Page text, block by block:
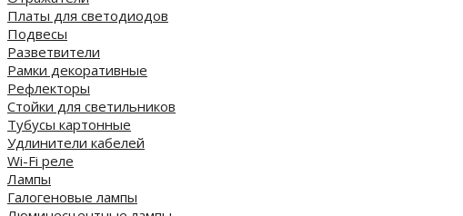
Платы для светодиодов
Подвесы
Разветвители
Рамки декоративные
Рефлекторы
Стойки для светильников
Тубусы картонные
Удлинители кабелей
Wi-Fi реле
Лампы
Галогеновые лампы